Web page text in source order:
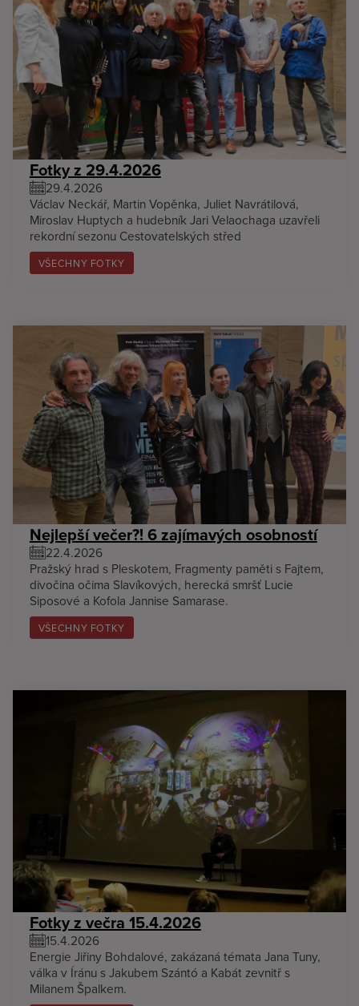
Fotky z 29.4.2026
29.4.2026
Václav Neckář, Martin Vopěnka, Juliet Navrátilová,
Miroslav Huptych a hudebník Jari Velaochaga uzavřeli
rekordní sezonu Cestovatelských střed
VŠECHNY FOTKY
Nejlepší večer?! 6 zajímavých osobností
22.4.2026
Pražský hrad s Pleskotem, Fragmenty paměti s Fajtem,
divočina očima Slavíkových, herecká smršť Lucie
Siposové a Kofola Jannise Samarase.
VŠECHNY FOTKY
Fotky z večra 15.4.2026
15.4.2026
Energie Jiřiny Bohdalové, zakázaná témata Jana Tuny,
válka v Íránu s Jakubem Szántó a Kabát zevnitř s
Milanem Špalkem.